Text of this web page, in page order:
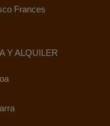
Frances
Y ALQUILER